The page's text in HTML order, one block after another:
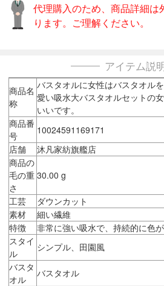
代理購入のため、商品詳細は
ります。ご理解ください。
アイテム説
商品名
称
バスタオルに女性はバスタオル
愛い吸水大バスタオルセットの
いいです。
商品番
号
10024591169171
店舗
沐凡家紡旗艦店
商品の
毛の重
さ
30.00 g
工芸
ダウンカット
素材
細い繊維
特徴
非常に強い吸水で、持続的に色が
スタイ
ル
シンプル、田園風
バスタ
オル
バスタオル